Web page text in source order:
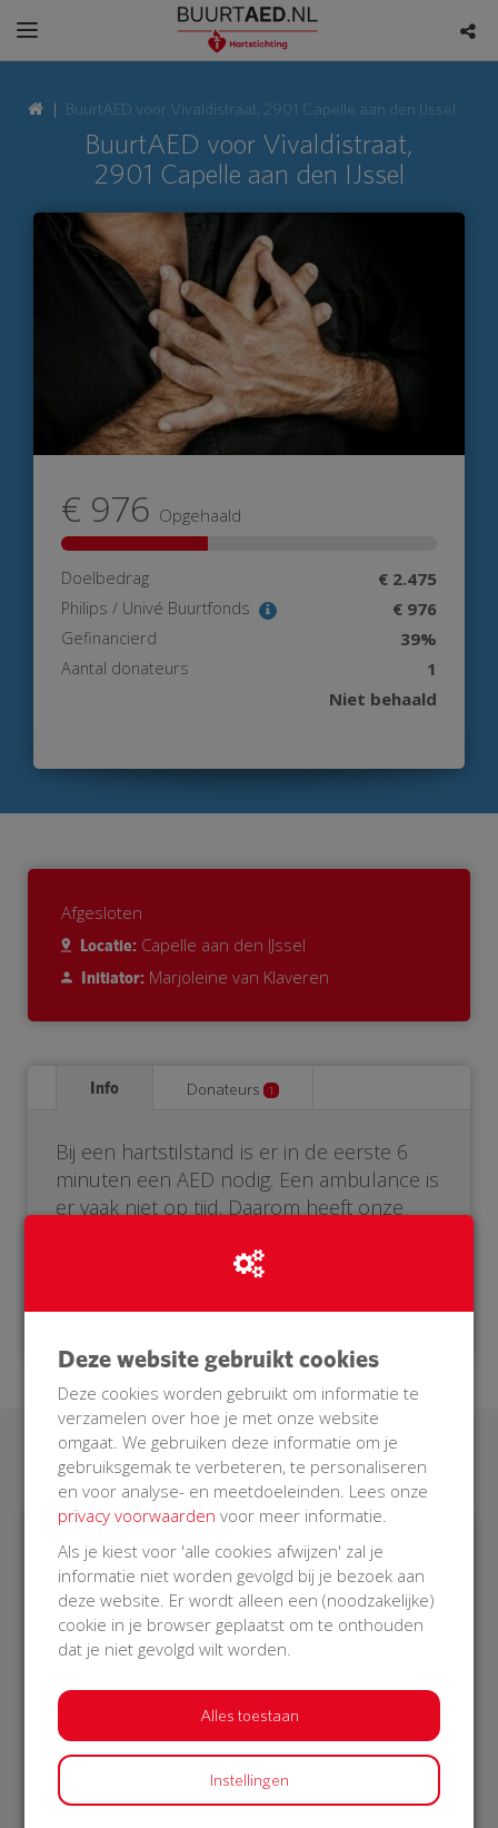
BuurtAED voor Vivaldistraat, 2901 Capelle aan den IJssel
BuurtAED voor Vivaldistraat,
2901 Capelle aan den IJssel
€ 976 Opgehaald
Doelbedrag € 2.475
Philips / Univé Buurtfonds € 976
Gefinancierd 39%
Aantal donateurs
1
Niet behaald
Afgesloten
Locatie: Capelle aan den IJssel
Initiator: Marjoleine van Klaveren
Info Donateurs 1
Bij een hartstilstand is er in de eerste 6
minuten een AED nodig. Een ambulance is
er vaak niet op tijd. Daarom heeft onze
Doneer voor onze BuurtAED!
Laatste donaties
€ 976
Philips
08 Oct 2018
Bekijk alle donateurs
Deze website gebruikt cookies
Deze cookies worden gebruikt om informatie te
verzamelen over hoe je met onze website
omgaat. We gebruiken deze informatie om je
gebruiksgemak te verbeteren, te personaliseren
en voor analyse- en meetdoeleinden. Lees onze
privacy voorwaarden voor meer informatie.
Als je kiest voor 'alle cookies afwijzen' zal je
informatie niet worden gevolgd bij je bezoek aan
deze website. Er wordt alleen een (noodzakelijke)
cookie in je browser geplaatst om te onthouden
dat je niet gevolgd wilt worden.
Alles toestaan
Instellingen